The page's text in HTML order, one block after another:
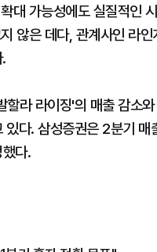
대 가능성에도 실질적인
않은 데다, 관계사인 라
라 라이징'의 매출 감소
다. 삼성증권은 2분기
다.